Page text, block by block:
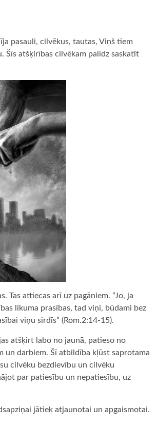
pasauli, cilvēkus, tautas, Viņš tiem
Šīs atšķirības cilvēkam palīdz saskatīt
Tas attiecas arī uz pagāniem. “Jo, ja
likuma prasības, tad viņi, būdami bez
viņu sirdīs” (Rom.2:14-15).
atšķirt labo no jaunā, patieso no
un darbiem. Šī atbildība kļūst saprotama
cilvēku bezdievību un cilvēku
par patiesību un nepatiesību, uz
jātiek atjaunotai un apgaismotai.